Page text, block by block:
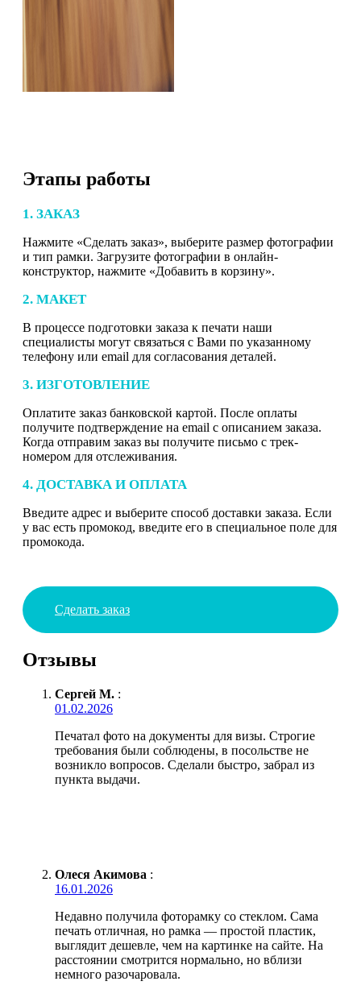
Этапы работы
1. ЗАКАЗ
Нажмите «Сделать заказ», выберите размер фотографии
и тип рамки. Загрузите фотографии в онлайн-
конструктор, нажмите «Добавить в корзину».
2. МАКЕТ
В процессе подготовки заказа к печати наши
специалисты могут связаться с Вами по указанному
телефону или email для согласования деталей.
3. ИЗГОТОВЛЕНИЕ
Оплатите заказ банковской картой. После оплаты
получите подтверждение на email с описанием заказа.
Когда отправим заказ вы получите письмо с трек-
номером для отслеживания.
4. ДОСТАВКА И ОПЛАТА
Введите адрес и выберите способ доставки заказа. Если
у вас есть промокод, введите его в специальное поле для
промокода.
Сделать заказ
Отзывы
Сергей М. :
01.02.2026
Печатал фото на документы для визы. Строгие
требования были соблюдены, в посольстве не
возникло вопросов. Сделали быстро, забрал из
пункта выдачи.
Олеся Акимова :
16.01.2026
Недавно получила фоторамку со стеклом. Сама
печать отличная, но рамка — простой пластик,
выглядит дешевле, чем на картинке на сайте. На
расстоянии смотрится нормально, но вблизи
немного разочаровала.